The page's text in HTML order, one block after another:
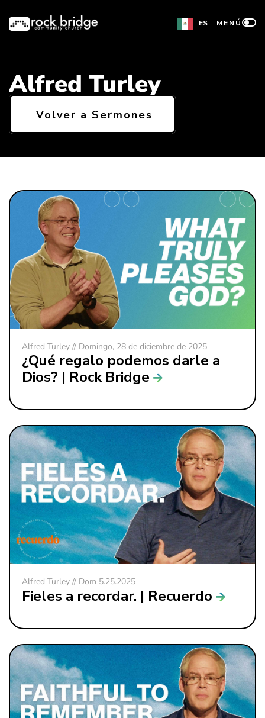
ES MENÚ
Alfred Turley
Volver a Sermones
Alfred Turley // Domingo, 28 de diciembre de 2025
¿Qué regalo podemos darle a
Dios? | Rock Bridge
Alfred Turley // Dom 5.25.2025
Fieles a recordar. | Recuerdo